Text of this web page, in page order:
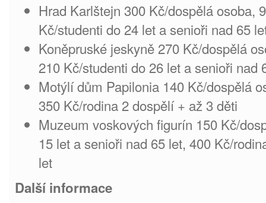
Hrad Karlštejn 300 Kč/dospělá osoba,
Kč/studenti do 24 let a senioři nad 65
Koněpruské jeskyně 270 Kč/dospělá
210 Kč/studenti do 26 let a senioři nad
Motýlí dům Papilonia 140 Kč/dospělá
350 Kč/rodina 2 dospělí + až 3 děti
Muzeum voskových figurín 150 Kč/
15 let a senioři nad 65 let, 400 Kč/
let
Další informace